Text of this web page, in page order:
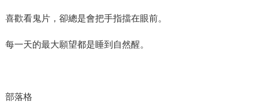
喜歡看鬼片，卻總是會把手指擋在眼前。
每一天的最大願望都是睡到自然醒。
部落格